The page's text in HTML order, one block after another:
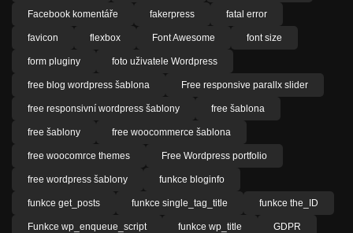
Facebook komentáře fakerpress fatal error
favicon flexbox Font Awesome font size
form pluginy foto uživatele Wordpress
free blog wordpress šablona Free responsive parallx slider
free responsivní wordpress šablony free šablona
free šablony free woocommerce šablona
free woocomrce themes Free Wordpress portfolio
free wordpress šablony funkce bloginfo
funkce get_posts funkce single_tag_title funkce the_ID
Funkce wp_enqueue_script funkce wp_title GDPR